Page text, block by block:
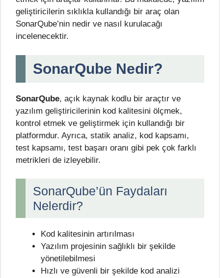
geliştiricilerin sıklıkla kullandığı bir araç olan
SonarQube’nin nedir ve nasıl kurulacağı
incelenecektir.
SonarQube Nedir?
SonarQube, açık kaynak kodlu bir araçtır ve
yazılım geliştiricilerinin kod kalitesini ölçmek,
kontrol etmek ve geliştirmek için kullandığı bir
platformdur. Ayrıca, statik analiz, kod kapsamı,
test kapsamı, test başarı oranı gibi pek çok farklı
metrikleri de izleyebilir.
SonarQube’ün Faydaları
Nelerdir?
Kod kalitesinin artırılması
Yazılım projesinin sağlıklı bir şekilde
yönetilebilmesi
Hızlı ve güvenli bir şekilde kod analizi